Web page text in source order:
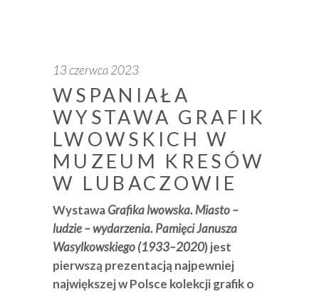
13 czerwca 2023
WSPANIAŁA
WYSTAWA GRAFIK
LWOWSKICH W
MUZEUM KRESÓW
W LUBACZOWIE
WystawaGrafika lwowska. Miasto –
ludzie – wydarzenia. Pamięci Janusza
Wasylkowskiego (1933–2020) jest
pierwszą prezentacją najpewniej
największej w Polsce kolekcji grafik o